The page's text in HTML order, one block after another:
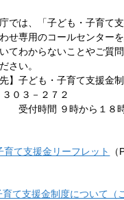
では、「子ども・子育て
せ専用のコールセンター
てわからないことやご質
さい。
先】子ども・子育て支援金
０３－２７２
９時から１８時（
育て支援金リーフレット
て支援金制度について（